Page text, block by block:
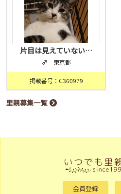
片目は見えていない…
♂ 東京都
掲載番号：C360979
里親募集一覧
会員登録